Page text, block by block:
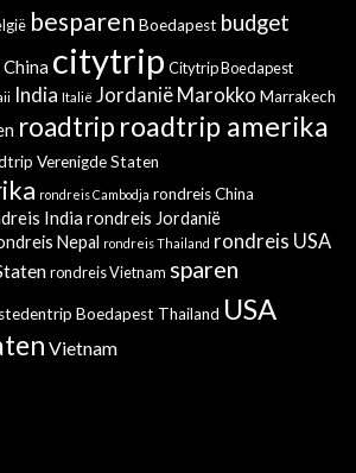
besparen Boedapest budget
China citytrip Citytrip Boedapest
India Italië Jordanië Marokko Marrakech
roadtrip roadtrip amerika
Verenigde Staten
rondreis Cambodja rondreis China
Indiarondreis Jordanië
Nepal rondreis Thailand rondreis USA
rondreis Vietnam sparen
stedentrip Boedapest Thailand USA
Vietnam